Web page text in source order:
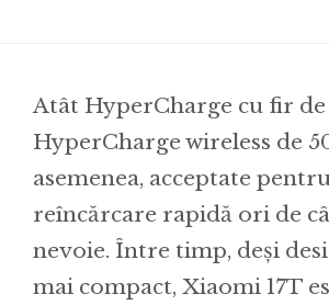
Atât HyperCharge cu fir de
HyperCharge wireless de
asemenea, acceptate
reîncărcare rapidă ori de
nevoie. Între timp, deși
mai compact, Xiaomi 17T